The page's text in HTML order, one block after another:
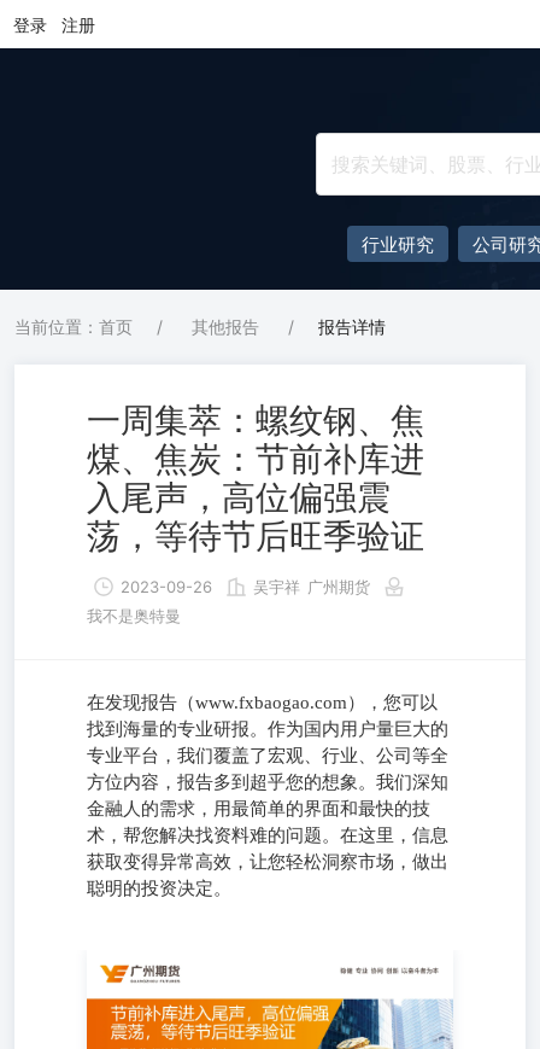
登录 注册
行业研究 公司研
当前位置：首页 / 其他报告 / 报告详情
一周集萃：螺纹钢、焦
煤、焦炭：节前补库进
入尾声，高位偏强震
荡，等待节后旺季验证
2023-09-26 吴宇祥 广州期货
我不是奥特曼
在发现报告（www.fxbaogao.com），您可以
找到海量的专业研报。作为国内用户量巨大的
专业平台，我们覆盖了宏观、行业、公司等全
方位内容，报告多到超乎您的想象。我们深知
金融人的需求，用最简单的界面和最快的技
术，帮您解决找资料难的问题。在这里，信息
获取变得异常高效，让您轻松洞察市场，做出
聪明的投资决定。
一周集萃-螺纹钢&焦煤&焦炭 研究中心2023年9月24日 行情
总结与展望01 行情回顾02 螺纹钢基本面分析03 双焦基本面
分析04 期现价格分析05 产业链动态分析06 第一部分行情总
结与展望 第二部分行情回顾 行情回顾：节前补库力度不